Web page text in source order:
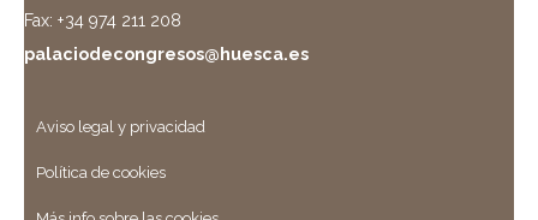
Fax: +34 974 211 208
palaciodecongresos@huesca.es
Aviso legal y privacidad
Política de cookies